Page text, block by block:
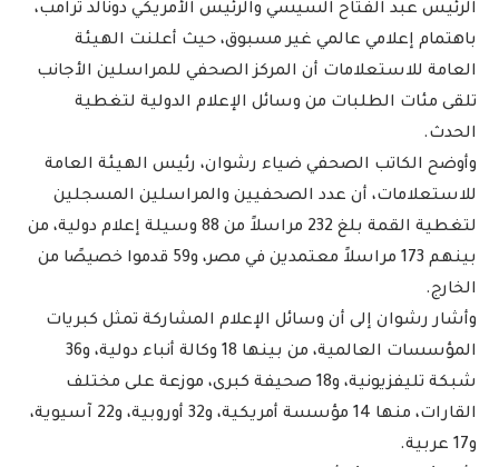
الرئيس عبد الفتاح السيسي والرئيس الأمريكي دونالد ترامب،
باهتمام إعلامي عالمي غير مسبوق، حيث أعلنت الهيئة
العامة للاستعلامات أن المركز الصحفي للمراسلين الأجانب
تلقى مئات الطلبات من وسائل الإعلام الدولية لتغطية
الحدث.
وأوضح الكاتب الصحفي ضياء رشوان، رئيس الهيئة العامة
للاستعلامات، أن عدد الصحفيين والمراسلين المسجلين
لتغطية القمة بلغ 232 مراسلاً من 88 وسيلة إعلام دولية، من
بينهم 173 مراسلاً معتمدين في مصر، و59 قدموا خصيصًا من
الخارج.
وأشار رشوان إلى أن وسائل الإعلام المشاركة تمثل كبريات
المؤسسات العالمية، من بينها 18 وكالة أنباء دولية، و36
شبكة تليفزيونية، و18 صحيفة كبرى، موزعة على مختلف
القارات، منها 14 مؤسسة أمريكية، و32 أوروبية، و22 آسيوية،
و17 عربية.